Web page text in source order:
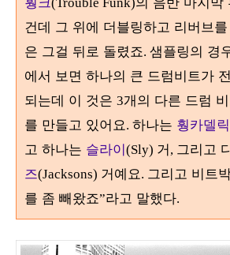
건데 그 위에 더블링하고 리버브
은 그걸 뒤로 돌렸죠. 샘플링의 경
에서 보면 하나의 큰 드럼비트가
되는데 이 것은 3개의 다른 드럼
를 만들고 있어요. 하나는 훵카델릭
고 하나는 슬라이(Sly) 거 , 그리고
즈(Jacksons) 거예요. 그리고 비트
를 좀 빼왔죠”라고 말했다.